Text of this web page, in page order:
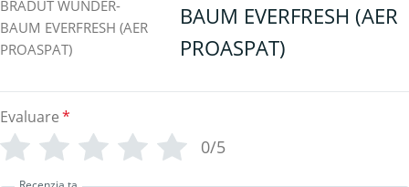
BAUM EVERFRESH (AER
PROASPAT)
Evaluare*
0/5